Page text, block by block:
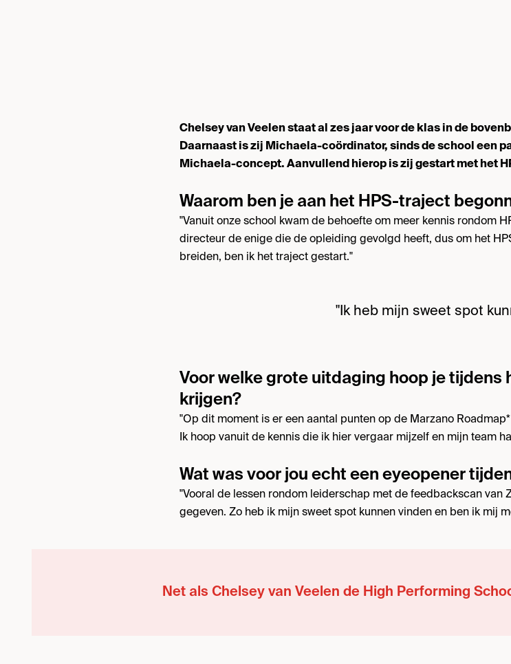
Chelsey van Veelen staat al zes jaar voor de klas in de
Daarnaast is zij Michaela-coördinator, sinds de school een
Michaela-concept. Aanvullend hierop is zij gestart met het
Waarom ben je aan het HPS-traject
"Vanuit onze school kwam de behoefte om meer kennis rondom
directeur de enige die de opleiding gevolgd heeft, dus om het
breiden, ben ik het traject gestart."
"Ik heb mijn sweet spot
Voor welke grote uitdaging hoop je
krijgen?
"Op dit moment is er een aantal punten op de Marzano
Ik hoop vanuit de kennis die ik hier vergaar mijzelf en mijn team
Wat was voor jou echt een eyeopener
"Vooral de lessen rondom leiderschap met de feedbackscan van
gegeven. Zo heb ik mijn sweet spot kunnen vinden en ben ik mij
Net als Chelsey van Veelen de High Performing